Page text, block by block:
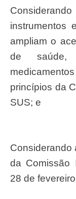
Considerando a necessidade de aprimorar os
instrumentos
ampliam o
de
princípios da
SUS; e
Considerando a pactuação ocorrida na reunião
da Comissão
28 de